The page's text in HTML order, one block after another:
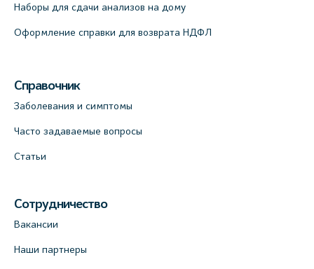
+7 (812) 660-73-69
Клиника ОРТОКРОСС на Волжском пер.
Лабораторный терминал на
Наборы для сдачи анализов на дому
Оформление справки для возврата НДФЛ
Справочник
Заболевания и симптомы
Часто задаваемые вопросы
Статьи
Сотрудничество
Вакансии
Наши партнеры